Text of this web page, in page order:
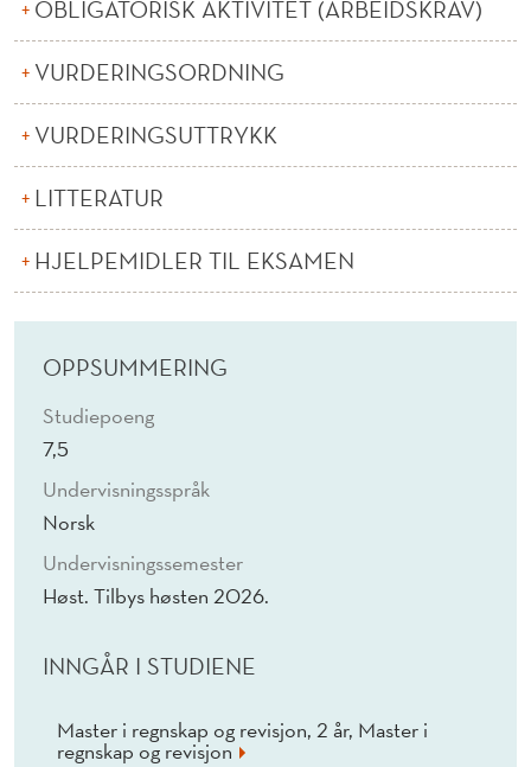
OBLIGATORISK AKTIVITET (ARBEIDSKRAV)
VURDERINGSORDNING
VURDERINGSUTTRYKK
LITTERATUR
HJELPEMIDLER TIL EKSAMEN
OPPSUMMERING
Studiepoeng
7,5
Undervisningsspråk
Norsk
Undervisningssemester
Høst. Tilbys høsten 2026.
INNGÅR I STUDIENE
Master i regnskap og revisjon, 2 år, Master i
regnskap og revisjon